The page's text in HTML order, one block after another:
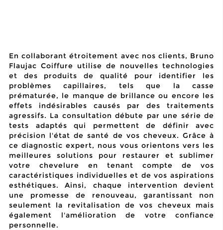
En collaborant étroitement avec nos clients, Bruno
Flaujac Coiffure utilise de nouvelles technologies
et des produits de qualité pour identifier les
problèmes capillaires, tels que la casse
prématurée, le manque de brillance ou encore les
effets indésirables causés par des traitements
agressifs. La consultation débute par une série de
tests adaptés qui permettent de définir avec
précision l'état de santé de vos cheveux. Grâce à
ce diagnostic expert, nous vous orientons vers les
meilleures solutions pour restaurer et sublimer
votre chevelure en tenant compte de vos
caractéristiques individuelles et de vos aspirations
esthétiques. Ainsi, chaque intervention devient
une promesse de renouveau, garantissant non
seulement la revitalisation de vos cheveux mais
également l'amélioration de votre confiance
personnelle.